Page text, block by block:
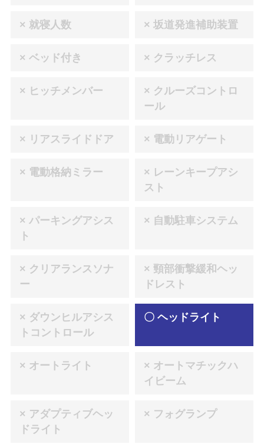
× 就寝人数 × 坂道発進補助装置
× ベッド付き × クラッチレス
× ヒッチメンバー
× クルーズコントロ
ール
× リアスライドドア × 電動リアゲート
× 電動格納ミラー
× レーンキープアシ
スト
× パーキングアシス
ト
× 自動駐車システム
× クリアランスソナ
ー
× 頸部衝撃緩和ヘッ
ドレスト
× ダウンヒルアシス
トコントロール
〇 ヘッドライト
× オートライト
× オートマチックハ
イビーム
× アダプティブヘッ
ドライト
× フォグランプ